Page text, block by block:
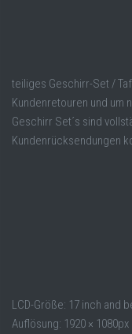
teiliges Geschirr-Set /
Kundenretouren und um
Geschirr Set´s sind
Kundenrücksendungen
LCD-Größe: 17 inch and
Auflösung: 1920 ×